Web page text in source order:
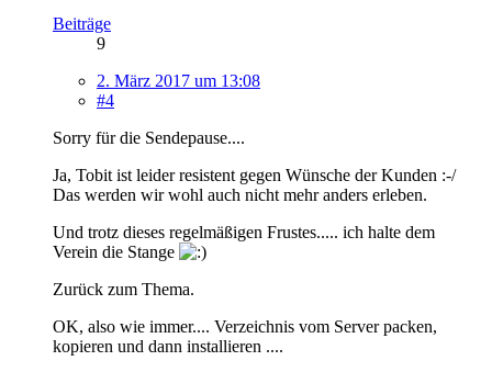
Beiträge
9
2. März 2017 um 13:08
#4
Sorry für die Sendepause....
Ja, Tobit ist leider resistent gegen Wünsche der Kunden :-/
Das werden wir wohl auch nicht mehr anders erleben.
Und trotz dieses regelmäßigen Frustes..... ich halte dem
Verein die Stange
Zurück zum Thema.
OK, also wie immer.... Verzeichnis vom Server packen,
kopieren und dann installieren ....